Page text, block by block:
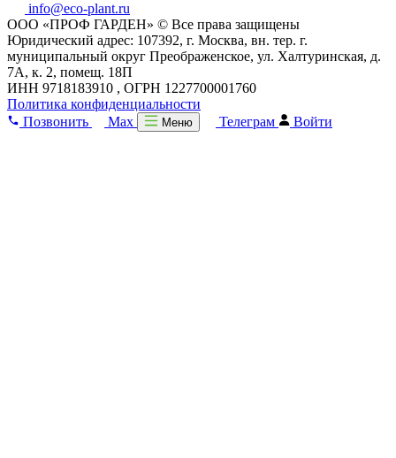
info@eco-plant.ru
ООО «ПРОФ ГАРДЕН» © Все права защищены
Юридический адрес: 107392, г. Москва, вн. тер. г.
муниципальный округ Преображенское, ул. Халтуринская, д.
7А, к. 2, помещ. 18П
ИНН 9718183910 , ОГРН 1227700001760
Политика конфиденциальности
Позвонить
Max Меню Телеграм Войти